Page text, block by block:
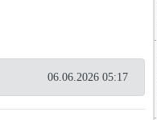
06.06.2026 05:17